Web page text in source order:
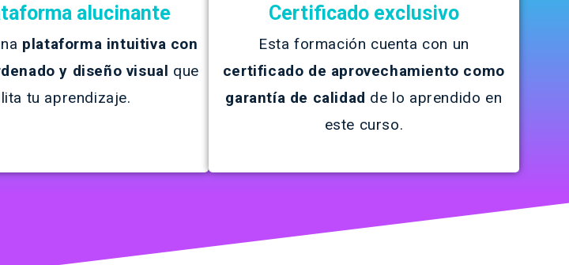
alucinante
plataforma intuitiva con
y diseño visual que
tu aprendizaje.
Certificado exclusivo
Esta formación cuenta con un
certificado de aprovechamiento como
garantía de calidad de lo aprendido en
este curso.